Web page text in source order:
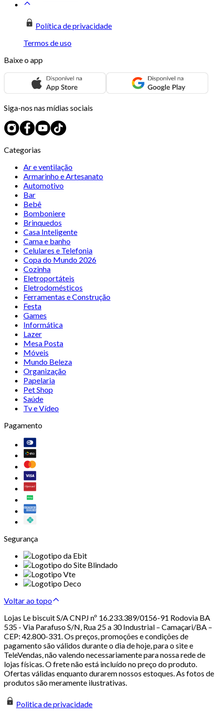
Política de privacidade
Termos de uso
Baixe o app
Siga-nos nas mídias sociais
Categorias
Ar e ventilação
Armarinho e Artesanato
Automotivo
Bar
Bebê
Bomboniere
Brinquedos
Casa Inteligente
Cama e banho
Celulares e Telefonia
Copa do Mundo 2026
Cozinha
Eletroportáteis
Eletrodomésticos
Ferramentas e Construção
Festa
Games
Informática
Lazer
Mesa Posta
Móveis
Mundo Beleza
Organização
Papelaria
Pet Shop
Saúde
Tv e Vídeo
Pagamento
Segurança
Voltar ao topo
Lojas Le biscuit S/A CNPJ nº 16.233.389/0156-91 Rodovia BA
535 - Via Parafuso S/N, Rua 25 a 30 Industrial – Camaçari/BA –
CEP: 42.800-331. Os preços, promoções e condições de
pagamento são válidos durante o dia de hoje, para o site e
TeleVendas, não valendo necessariamente para nossa rede de
lojas físicas. O frete não está incluído no preço do produto.
Ofertas válidas enquanto durarem nossos estoques. As fotos de
produtos são meramente ilustrativas.
Politica de privacidade